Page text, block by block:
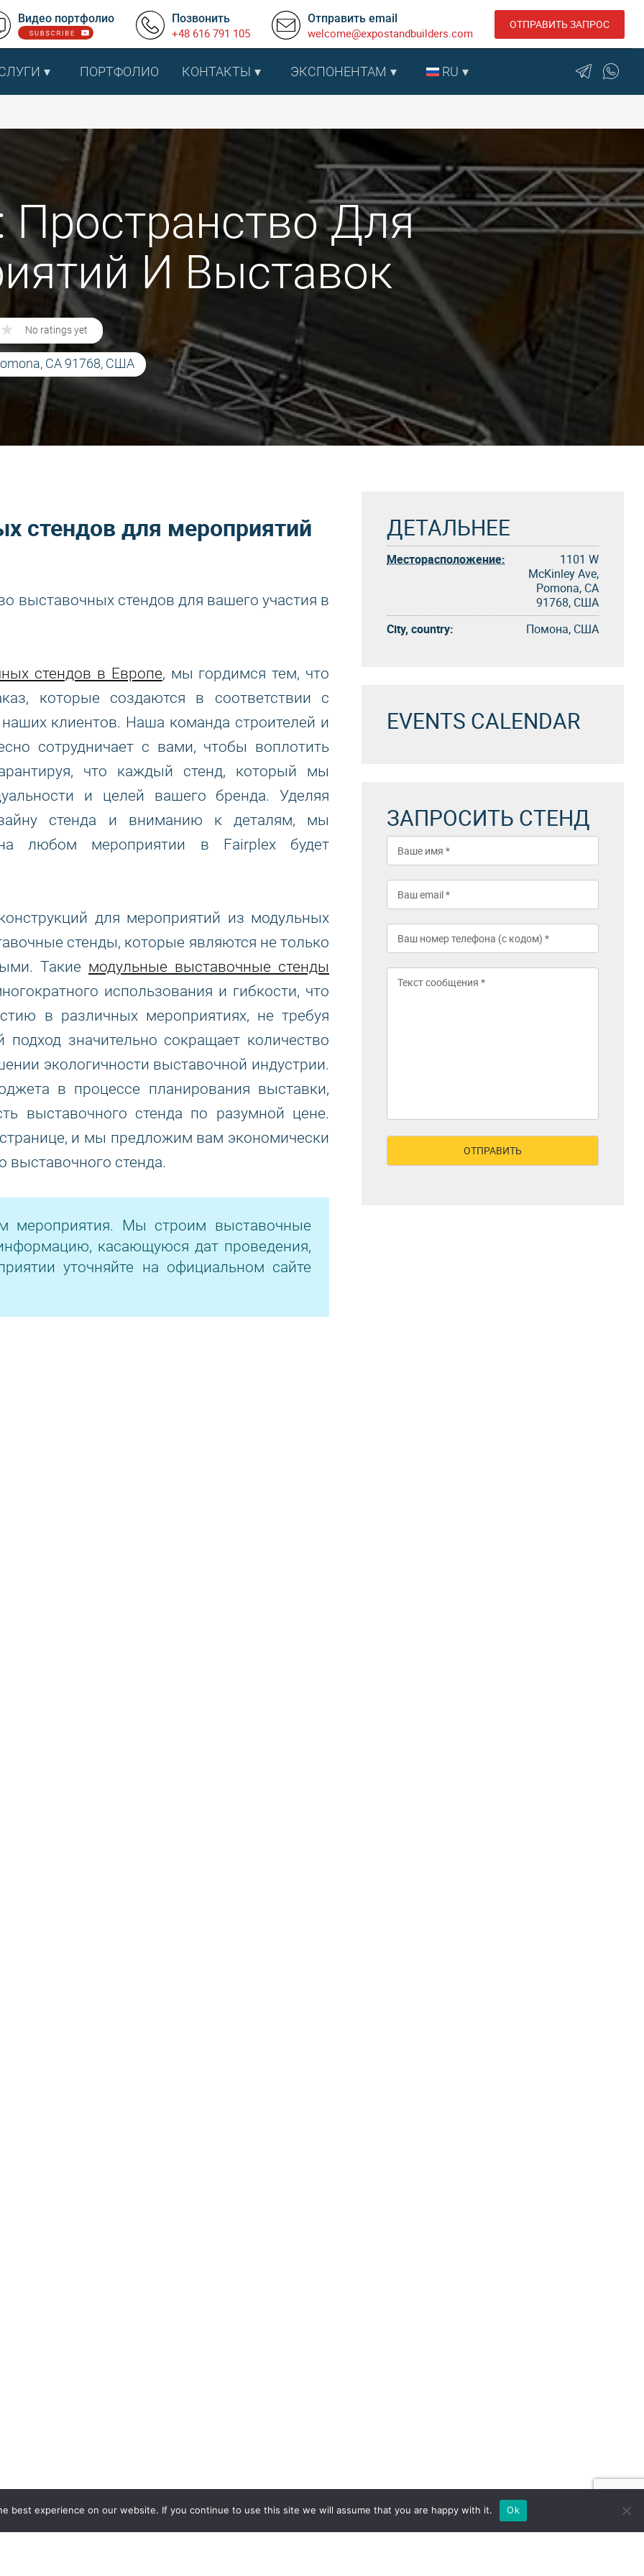
Видео портфолио Позвонить
+48 616 791 105
Отправить email
welcome@expostandbuilders.com
ОТПРАВИТЬ ЗАПРОС
ПОРТФОЛИО КОНТАКТЫ ЭКСПОНЕНТАМ RU
Пространство Для
И Выставок
★
★ No ratings yet
CA 91768, США
стендов для мероприятий
выставочных стендов для вашего участия в
стендов в Европе, мы гордимся тем, что
которые создаются в соответствии с
клиентов. Наша команда строителей и
сотрудничает с вами, чтобы воплотить
что каждый стенд, который мы
и целей вашего бренда. Уделяя
стенда и вниманию к деталям, мы
любом мероприятии в Fairplex будет
для мероприятий из модульных
стенды, которые являются не только
Такие модульные выставочные стенды
использования и гибкости, что
в различных мероприятиях, не требуя
значительно сокращает количество
экологичности выставочной индустрии.
в процессе планирования выставки,
выставочного стенда по разумной цене.
и мы предложим вам экономически
стенда.
мероприятия. Мы строим выставочные
касающуюся дат проведения,
уточняйте на официальном сайте
ДЕТАЛЬНЕЕ
Месторасположение:
1101 W
McKinley Ave,
Pomona, CA
91768, США
City, country:
Помона, США
EVENTS CALENDAR
ЗАПРОСИТЬ СТЕНД
best experience on our website. If you continue to use this site we will assume that you are happy with it. Ok